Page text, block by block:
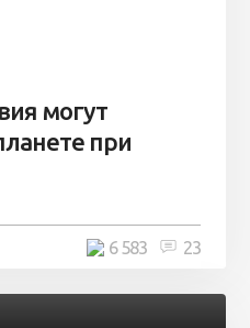
могут
при
23
6 583